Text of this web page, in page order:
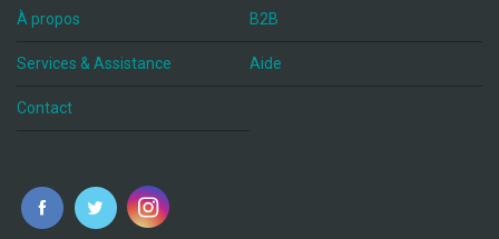
À propos B2B
Services & Assistance Aide
Contact
fr